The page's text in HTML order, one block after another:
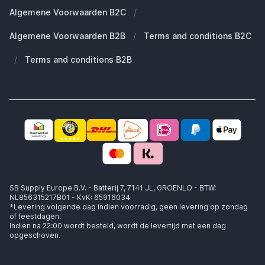
Groot en uniek assortiment
400.000+ klanten geleverd
Welke MagSafe heb ik nodig?
Werken bij SB Supply
Working at SB Supply
Algemene Voorwaarden B2C /
Algemene Voorwaarden B2B / Terms and conditions B2C
/ Terms and conditions B2B
SB Supply Europe B.V. - Batterij 7, 7141 JL, GROENLO - BTW:
NL856315217B01 - KvK: 65916034
*Levering volgende dag indien voorradig, geen levering op zondag
of feestdagen.
Indien na 22:00 wordt besteld, wordt de levertijd met een dag
opgeschoven.